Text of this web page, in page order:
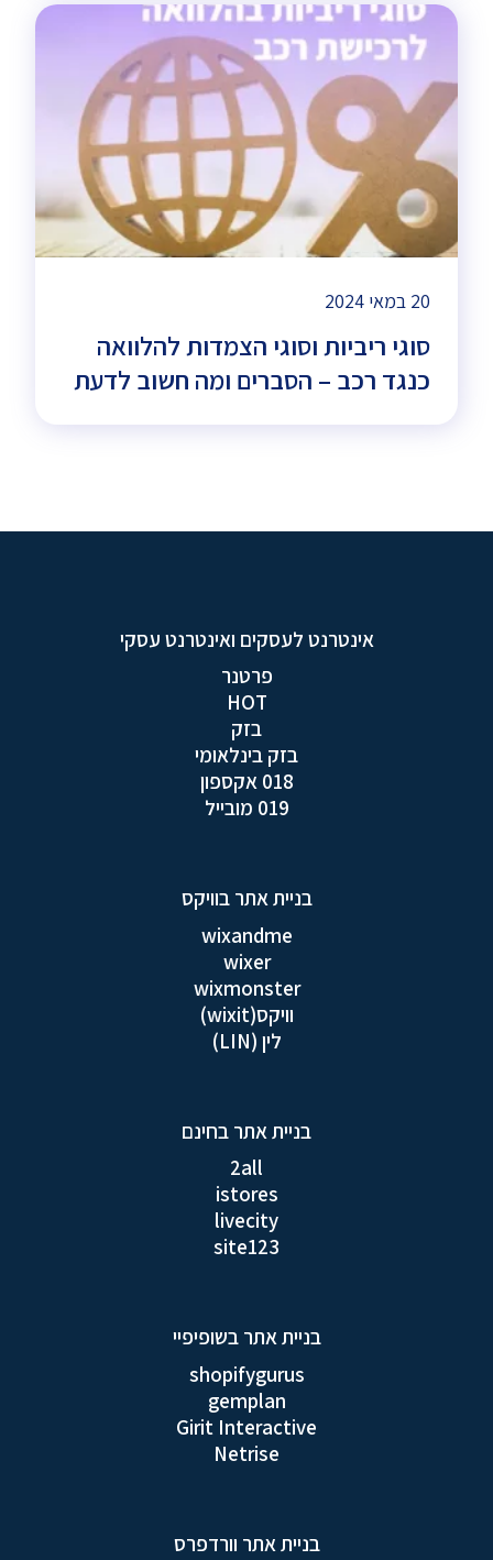
סוגי ריביות וסוגי הצמדות להלוואה
כנגד רכב – הסברים ומה חשוב לדעת
20 במאי 2024
אינטרנט לעסקים ואינטרנט עסקי
פרטנר
HOT
בזק
בזק בינלאומי
018 אקספון
019 מובייל
בניית אתר בוויקס
wixandme
wixer
wixmonster
וויקס(wixit)
לין (LIN)
בניית אתר בחינם
2all
istores
livecity
site123
בניית אתר בשופיפיי
shopifygurus
gemplan
Girit Interactive
Netrise
בניית אתר וורדפרס